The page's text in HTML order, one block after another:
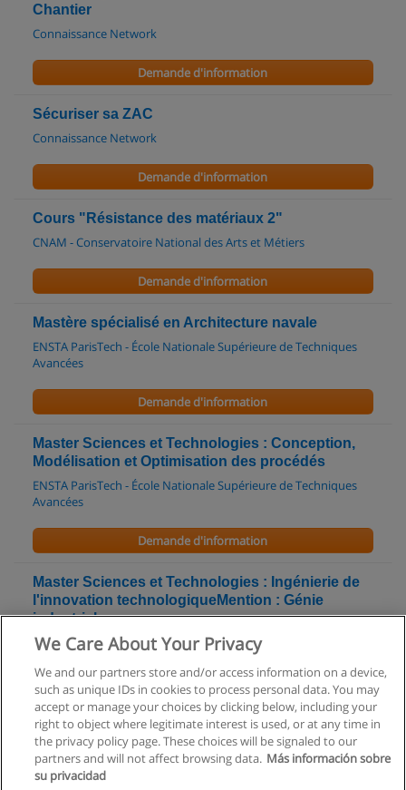
Chantier
Connaissance Network
Demande d'information
Sécuriser sa ZAC
Connaissance Network
Demande d'information
Cours "Résistance des matériaux 2"
CNAM - Conservatoire National des Arts et Métiers
Demande d'information
Mastère spécialisé en Architecture navale
ENSTA ParisTech - École Nationale Supérieure de Techniques
Avancées
Demande d'information
Master Sciences et Technologies : Conception,
Modélisation et Optimisation des procédés
ENSTA ParisTech - École Nationale Supérieure de Techniques
Avancées
Demande d'information
Master Sciences et Technologies : Ingénierie de
l'innovation technologiqueMention : Génie
industriel
ENSTA ParisTech - École Nationale Supérieure de Techniques
Demande d'information
We Care About Your Privacy
We and our partners store and/or access information on a device,
such as unique IDs in cookies to process personal data. You may
accept or manage your choices by clicking below, including your
right to object where legitimate interest is used, or at any time in
the privacy policy page. These choices will be signaled to our
partners and will not affect browsing data. Más información sobre
su privacidad